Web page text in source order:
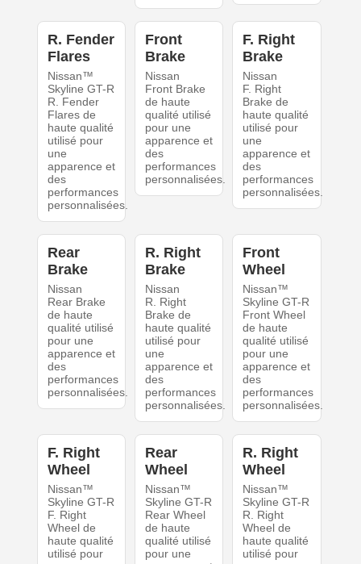
R. Fender
Flares
Nissan™
Skyline GT-R
R. Fender
Flares de
haute qualité
utilisé pour
une
apparence et
des
performances
personnalisées.
Front
Brake
Nissan
Front Brake
de haute
qualité utilisé
pour une
apparence et
des
performances
personnalisées.
F. Right
Brake
Nissan
F. Right
Brake de
haute qualité
utilisé pour
une
apparence et
des
performances
personnalisées.
Rear
Brake
Nissan
Rear Brake
de haute
qualité utilisé
pour une
apparence et
des
performances
personnalisées.
R. Right
Brake
Nissan
R. Right
Brake de
haute qualité
utilisé pour
une
apparence et
des
performances
personnalisées.
Front
Wheel
Nissan™
Skyline GT-R
Front Wheel
de haute
qualité utilisé
pour une
apparence et
des
performances
personnalisées.
F. Right
Wheel
Nissan™
Skyline GT-R
F. Right
Wheel de
haute qualité
utilisé pour
Rear
Wheel
Nissan™
Skyline GT-R
Rear Wheel
de haute
qualité utilisé
pour une
R. Right
Wheel
Nissan™
Skyline GT-R
R. Right
Wheel de
haute qualité
utilisé pour